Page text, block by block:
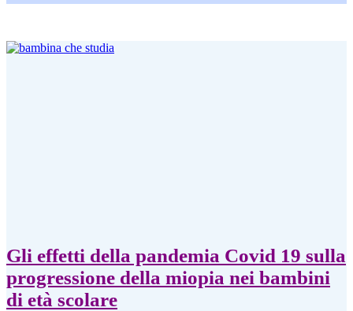
Gli effetti della pandemia Covid 19 sulla
progressione della miopia nei bambini
di età scolare